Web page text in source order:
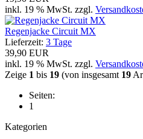
inkl. 19 % MwSt. zzgl.
Regenjacke Circuit MX
Lieferzeit: 3 Tage
39,90 EUR
inkl. 19 % MwSt. zzgl.
Zeige 1 bis 19 (von insgesamt 19
Seiten:
1
Kategorien